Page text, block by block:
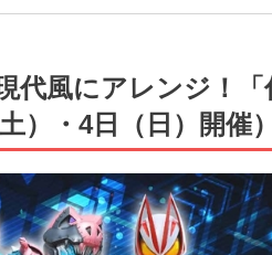
代風にアレンジ！「
）・4日（日）開催）